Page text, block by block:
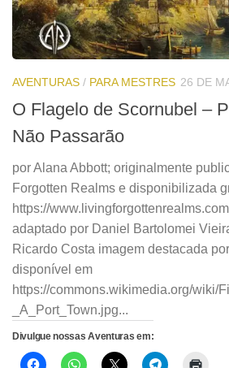
AVENTURAS / PARA MESTRES 26 DE
O Flagelo de Scornubel –
Não Passarão
por Alana Abbott; originalmente
Forgotten Realms e disponibilizada
https://
adaptado por Daniel Bartolomei
Ricardo Costa imagem destacada
disponível em
https://commons.wikimedia.org/wiki/
_A_Port_Town.jpg...
Divulgue nossas Aventuras em: